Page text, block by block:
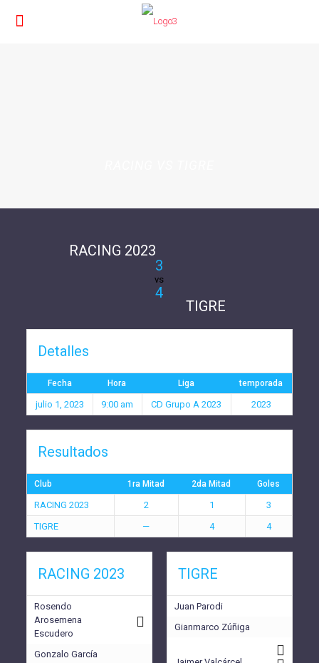
RACING 2023
3
vs
4
TIGRE
Detalles
Fecha Hora Liga temporada
julio 1, 2023 9:00 am CD Grupo A 2023 2023
Resultados
Club 1ra Mitad 2da Mitad Goles
RACING 2023 2 1
3
TIGRE
— 4 4
RACING 2023
Rosendo
Arosemena
Escudero
Gonzalo García
TIGRE
Juan Parodi
Gianmarco Zúñiga